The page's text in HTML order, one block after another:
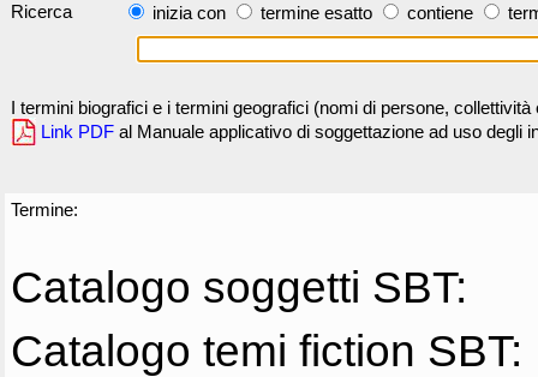
Ricerca inizia con termine esatto contiene
I termini biografici e i termini geografici (nomi di persone,
Link PDF al Manuale applicativo di soggettazione ad uso degli
Termine:
Catalogo soggetti SBT:
Catalogo temi fiction SBT: